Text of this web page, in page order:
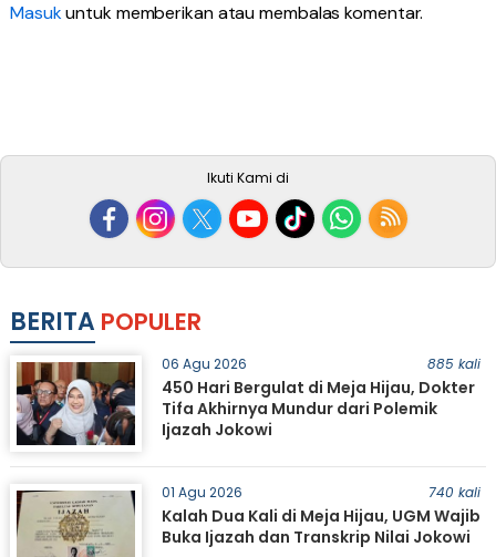
Masukuntuk memberikan atau membalas komentar.
Ikuti Kami di
BERITA POPULER
06 Agu 2026 885 kali
450 Hari Bergulat di Meja Hijau, Dokter
Tifa Akhirnya Mundur dari Polemik
Ijazah Jokowi
01 Agu 2026 740 kali
Kalah Dua Kali di Meja Hijau, UGM Wajib
Buka Ijazah dan Transkrip Nilai Jokowi